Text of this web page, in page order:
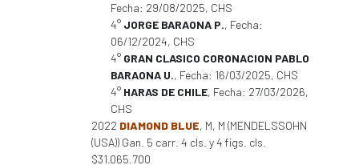
Fecha: 29/08/2025, CHS
4° JORGE BARAONA P., Fecha:
06/12/2024, CHS
4° GRAN CLASICO CORONACION PABLO
BARAONA U., Fecha: 16/03/2025, CHS
4° HARAS DE CHILE, Fecha: 27/03/2026,
CHS
2022 DIAMOND BLUE, M, M (MENDELSSOHN
(USA)) Gan. 5 carr. 4 cls. y 4 figs. cls.
$31.065.700